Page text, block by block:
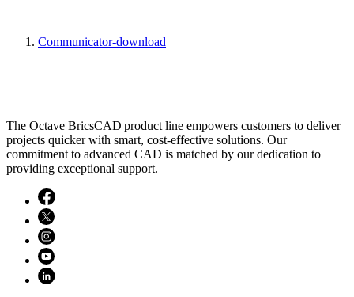
Communicator-download
The Octave BricsCAD product line empowers customers to deliver
projects quicker with smart, cost-effective solutions. Our
commitment to advanced CAD is matched by our dedication to
providing exceptional support.